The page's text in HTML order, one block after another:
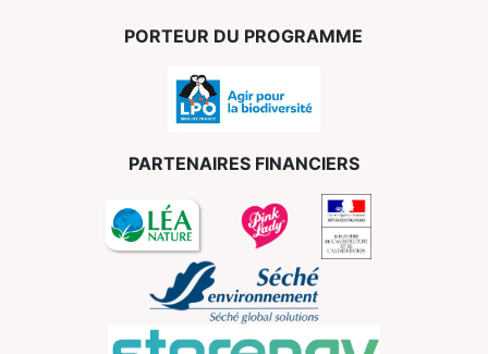
PORTEUR DU PROGRAMME
PARTENAIRES FINANCIERS